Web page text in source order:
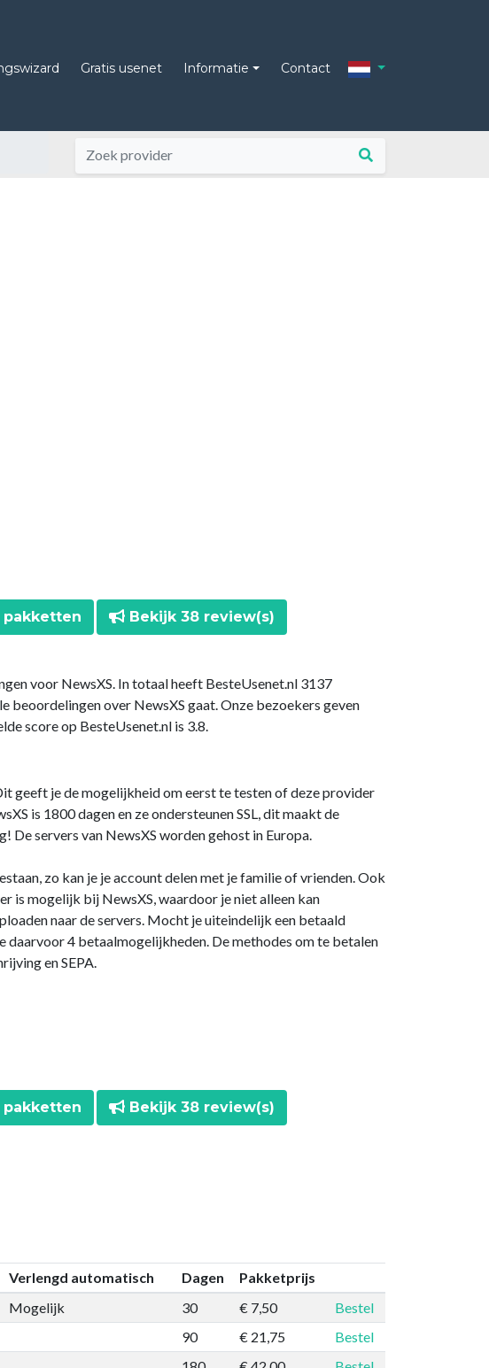
Gratis usenet Informatie Contact
pakketten Bekijk 38 review(s)
voor NewsXS. In totaal heeft BesteUsenet.nl 3137
beoordelingen over NewsXS gaat. Onze bezoekers geven
score op BesteUsenet.nl is 3.8.
geeft je de mogelijkheid om eerst te testen of deze provider
is 1800 dagen en ze ondersteunen SSL, dit maakt de
servers van NewsXS worden gehost in Europa.
zo kan je je account delen met je familie of vrienden. Ook
is mogelijk bij NewsXS, waardoor je niet alleen kan
naar de servers. Mocht je uiteindelijk een betaald
daarvoor 4 betaalmogelijkheden. De methodes om te betalen
en SEPA.
pakketten Bekijk 38 review(s)
Verlengd automatisch Dagen
Pakketprijs
Mogelijk 30 € 7,50
Bestel
90
€ 21,75
Bestel